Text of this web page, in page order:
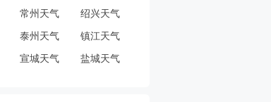
常州天气 绍兴天气
泰州天气 镇江天气
宣城天气 盐城天气